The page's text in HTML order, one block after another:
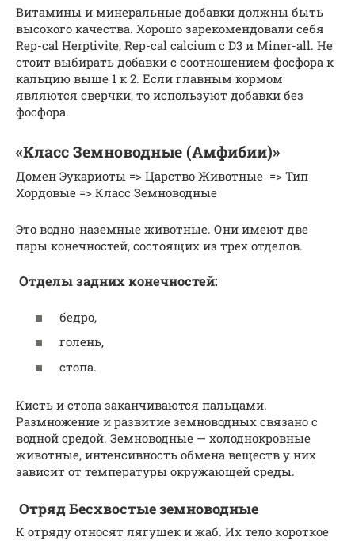
Витамины и минеральные добавки должны быть
высокого качества. Хорошо зарекомендовали себя
Rep-cal Herptivite, Rep-cal calcium с D3 и Miner-all. Не
стоит выбирать добавки с соотношением фосфора к
кальцию выше 1 к 2. Если главным кормом
являются сверчки, то используют добавки без
фосфора.
«Класс Земноводные (Амфибии)»
Домен Эукариоты => Царство Животные => Тип
Хордовые => Класс Земноводные
Это водно-наземные животные. Они имеют две
пары конечностей, состоящих из трех отделов.
Отделы задних конечностей:
бедро,
голень,
стопа.
Кисть и стопа заканчиваются пальцами.
Размножение и развитие земноводных связано с
водной средой. Земноводные — холоднокровные
животные, интенсивность обмена веществ у них
зависит от температуры окружающей среды.
Отряд Бесхвостые земноводные
К отряду относят лягушек и жаб. Их тело короткое